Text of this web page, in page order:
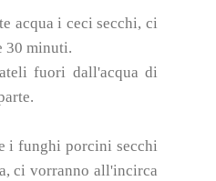
acqua i ceci secchi, ci
30 minuti.
fuori dall'acqua di
i funghi porcini secchi
ci vorranno all'incirca